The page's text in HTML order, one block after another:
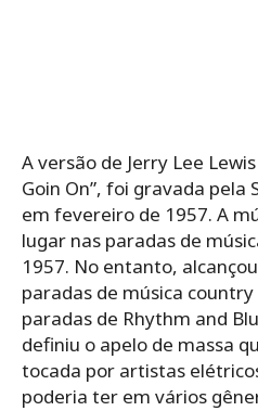
A versão de Jerry Lee
Goin On”, foi gravada pela
em fevereiro de 1957. A
lugar nas paradas de
1957. No entanto,
paradas de música
paradas de Rhythm and
definiu o apelo de massa
tocada por artistas
poderia ter em vários